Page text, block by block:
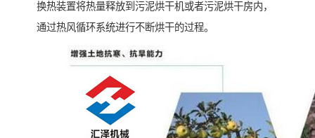
换热装置将热量释放到污泥烘干机或者污泥烘干房内，
通过热风循环系统进行不断烘干的过程。